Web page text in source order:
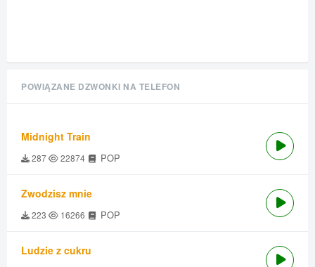
POWIĄZANE DZWONKI NA TELEFON
Midnight Train
287 22874 POP
Zwodzisz mnie
223 16266 POP
Ludzie z cukru